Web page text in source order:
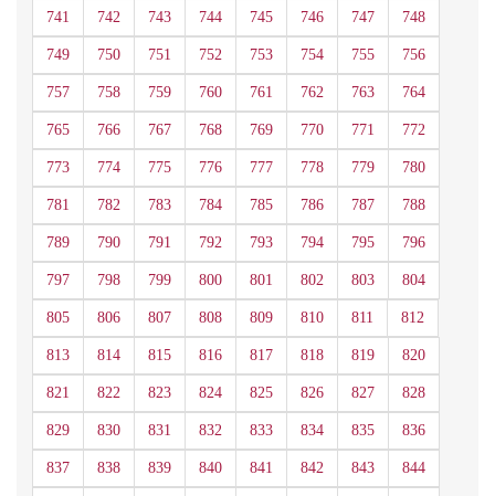
741 742 743 744 745 746 747 748
749 750 751 752 753 754 755 756
757 758 759 760 761 762 763 764
765 766 767 768 769 770 771 772
773 774 775 776 777 778 779 780
781 782 783 784 785 786 787 788
789 790 791 792 793 794 795 796
797 798 799 800 801 802 803 804
805 806 807 808 809 810 811 812
813 814 815 816 817 818 819 820
821 822 823 824 825 826 827 828
829 830 831 832 833 834 835 836
837 838 839 840 841 842 843 844